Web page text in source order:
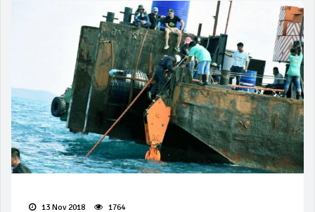
Campagne de sécurité routière ‘Seven Days of Danger’ de
13 Nov 2018 1764